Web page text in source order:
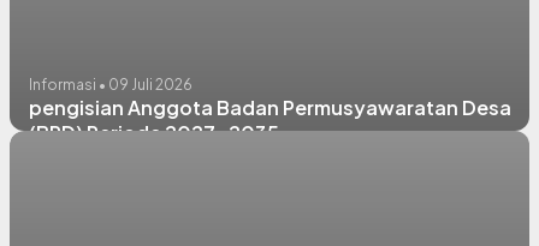
Informasi • 09 Juli 2026
pengisian Anggota Badan Permusyawaratan Desa
(BPD) Periode 2027-2035